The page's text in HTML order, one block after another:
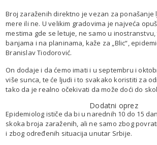
Broj zaraženih direktno je vezan za ponašanje
mere ili ne. U velikim gradovima je najveća
mestima gde se letuje, ne samo u inostranstvu,
banjama i na planinama, kaže za „Blic“,
Branislav Tiodorović.
On dodaje i da ćemo imati i u septembru i
više sunca, te će ljudi i to svakako koristiti za
tako da je realno očekivati da može doći do
Dodatni oprez
Epidemiolog ističe da bi u narednih 10 do 15
skoka broja zaraženih, ali ne samo zbog
i zbog određenih situacija unutar Srbije.